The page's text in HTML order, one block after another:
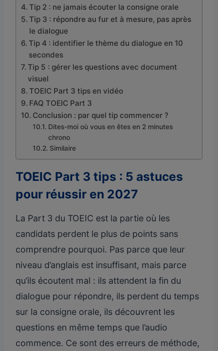
Tip 2 : ne jamais écouter la consigne orale
Tip 3 : répondre au fur et à mesure, pas après
le dialogue
Tip 4 : identifier le thème du dialogue en 10
secondes
Tip 5 : gérer les questions avec document
visuel
TOEIC Part 3 tips en vidéo
FAQ TOEIC Part 3
Conclusion : par quel tip commencer ?
Dites-moi où vous en êtes en 2 minutes
chrono
Similaire
TOEIC Part 3 tips : 5 astuces
pour réussir en 2027
La Part 3 du TOEIC est la partie où les
candidats perdent le plus de points sans
comprendre pourquoi. Pas parce que leur
niveau d’anglais est insuffisant, mais parce
qu’ils écoutent mal : ils attendent la fin du
dialogue pour répondre, ils perdent du temps
sur la consigne orale, ils découvrent les
questions en même temps que l’audio
commence. Ce sont des erreurs de méthode,